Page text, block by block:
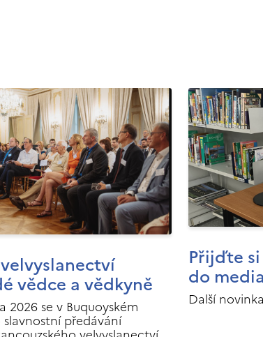
vědce a vědkyně
2026 se v Buquoyském
předávání
Přijďte
do
Další